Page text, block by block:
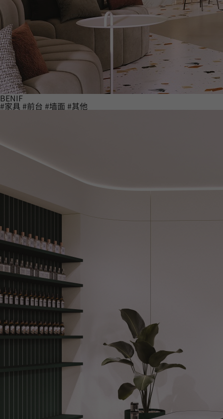
BENIF
#家具 #前台 #墙面 #其他